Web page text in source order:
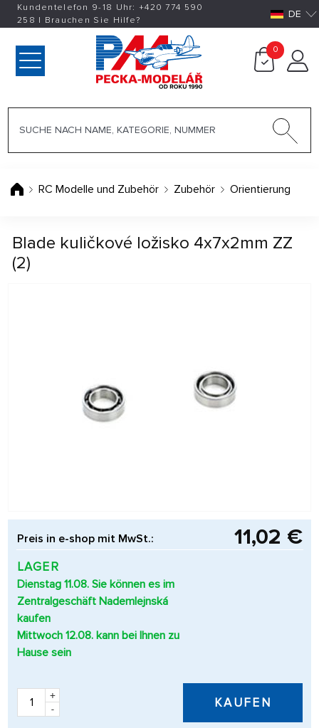
Kundentelefon 9-18 Uhr: +420774 590
258 | Brauchen Sie Hilfe? DE
0
RC Modelle und Zubehör Zubehör Orientierung
Blade kuličkové ložisko 4x7x2mm ZZ
(2)
Preis in e-shop mit MwSt.: 11,02 €
LAGER
Dienstag 11.08. Sie können es im
Zentralgeschäft Nademlejnská
kaufen
Mittwoch 12.08. kann bei Ihnen zu
Hause sein
+
-
KAUFEN